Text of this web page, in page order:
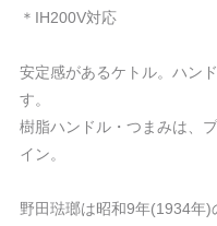
＊IH200V対応
安定感があるケトル。ハン
す。
樹脂ハンドル・つまみは、
イン。
野田琺瑯は昭和9年(1934年